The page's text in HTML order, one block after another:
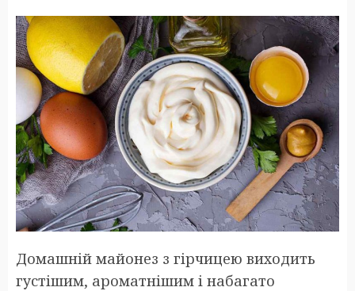
Домашній майонез з гірчицею виходить
густішим, ароматнішим і набагато